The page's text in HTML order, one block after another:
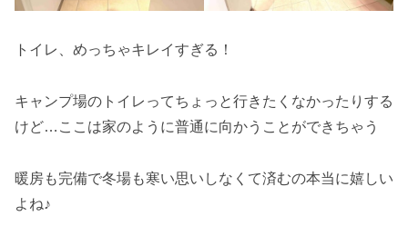
トイレ、めっちゃキレイすぎる！
キャンプ場のトイレってちょっと行きたくなかったりする
けど…ここは家のように普通に向かうことができちゃう
暖房も完備で冬場も寒い思いしなくて済むの本当に嬉しい
よね♪